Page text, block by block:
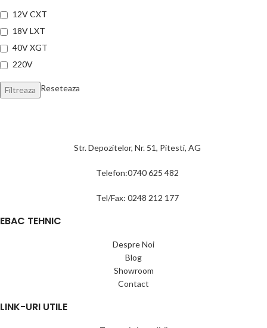
12V CXT
18V LXT
40V XGT
220V
Filtreaza Reseteaza
Str. Depozitelor, Nr. 51, Pitesti, AG
Telefon:0740 625 482
Tel/Fax: 0248 212 177
EBAC TEHNIC
Despre Noi
Blog
Showroom
Contact
LINK-URI UTILE